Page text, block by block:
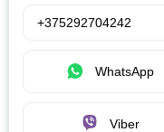
+375292704242
WhatsApp
Viber